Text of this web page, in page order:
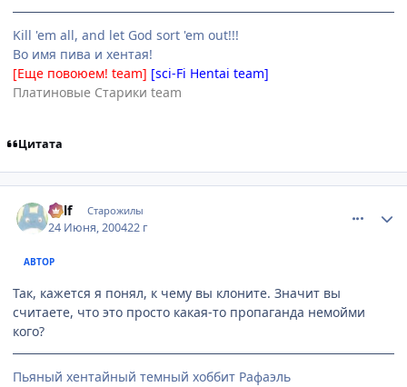
Kill 'em all, and let God sort 'em out!!!
Во имя пива и хентая!
[Еще повоюем! team] [sci-Fi Hentai team]
Платиновые Старики team
Цитата
Ralf Старожилы
24 Июня, 200422 г
АВТОР
Так, кажется я понял, к чему вы клоните. Значит вы
считаете, что это просто какая-то пропаганда немойми
кого?
Пьяный хентайный темный хоббит Рафаэль